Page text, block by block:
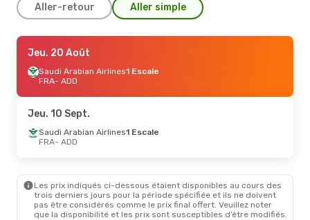
Aller-retour Aller simple
Jeu. 20 Août
Saudi Arabian Airlines1 Escale
FRA- ADD
ADD- FRA
Ven. 4 Sept.- Dim. 13 Sept.
- FRA
Jeu. 20 Août
Saudi Arabian Airlines1 Escale
FRA- ADD
Jeu. 10 Sept.
Saudi Arabian Airlines1 Escale
FRA- ADD
Les prix indiqués ci-dessous étaient disponibles au cours des
trois derniers jours pour la période spécifiée et ils ne doivent
pas être considérés comme le prix final offert. Veuillez noter
que la disponibilité et les prix sont susceptibles d’être modifiés.